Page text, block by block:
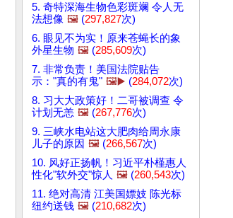
5. 奇特深海生物色彩斑斓 令人无
法想像 🖼️ (297,827次)
6. 眼见不为实！原来苍蝇长的象
外星生物 🖼️ (285,609次)
7. 非常负责！美国法院贴告
示："真的有鬼" 🖼️▶️ (284,072次)
8. 习大大政策好！二哥被调查 令
计划无恙 🖼️ (267,776次)
9. 三峡水电站这大肥肉给周永康
儿子的原因 🖼️ (266,567次)
10. 风好正扬帆！习近平朴槿惠人
性化"软外交"惊人 🖼️ (260,543次)
11. 绝对高清 江美国嫖妓 陈光标
纽约送钱 🖼️ (210,682次)